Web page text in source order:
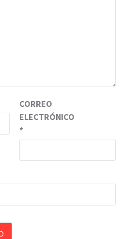
CORREO
ELECTRÓNICO
*